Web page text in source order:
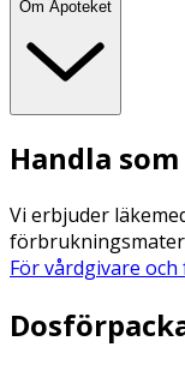
Om Apoteket
Handla
Vi erbjuder
För vårdgivare